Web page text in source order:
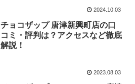
2024.10.03
チョコザップ 唐津新興町店の口
コミ・評判は？アクセスなど徹底
解説！
2023.08.03